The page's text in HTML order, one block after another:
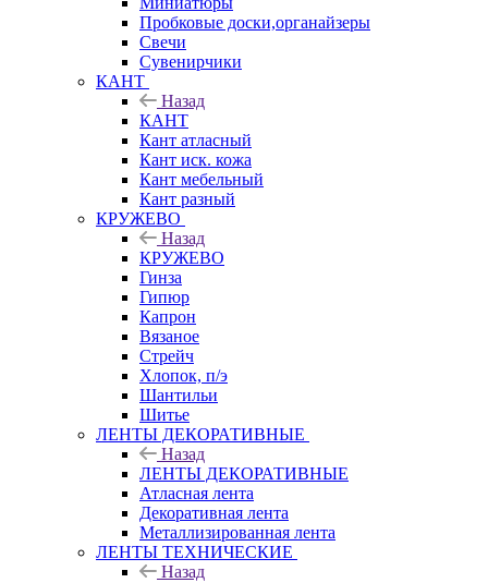
Пробковые доски,органайзеры
Свечи
Сувенирчики
КАНТ
Назад
КАНТ
Кант атласный
Кант иск. кожа
Кант мебельный
Кант разный
КРУЖЕВО
Назад
КРУЖЕВО
Гинза
Гипюр
Капрон
Вязаное
Стрейч
Хлопок, п/э
Шантильи
Шитье
ЛЕНТЫ ДЕКОРАТИВНЫЕ
Назад
ЛЕНТЫ ДЕКОРАТИВНЫЕ
Атласная лента
Декоративная лента
Металлизированная лента
ЛЕНТЫ ТЕХНИЧЕСКИЕ
Назад